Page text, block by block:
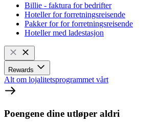
Billie - faktura for bedrifter
Hoteller for forretningsreisende
Pakker for for forretningsreisende
Hoteller med ladestasjon
Rewards
Alt om lojalitetsprogrammet vårt
Poengene dine utløper aldri